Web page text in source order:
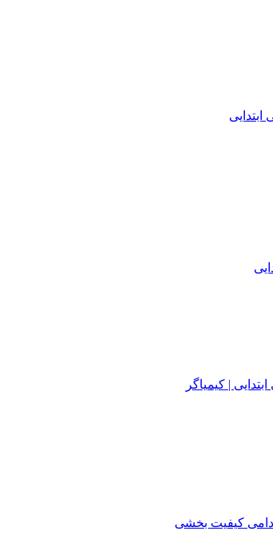
| کیمیاگر
کیفیت بخشی